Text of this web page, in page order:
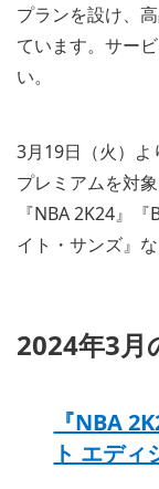
プランを設け、
ています。サー
い。
3月19日（火）
プレミアムを対
『NBA 2K24』
イト・サンズ』
2024年3月
『NBA
ト エディ